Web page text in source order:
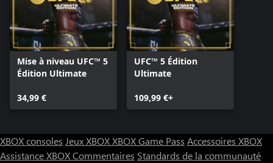
Mise à niveau UFC™ 5
Édition Ultimate
34,99 €
UFC™ 5 Édition
Ultimate
109,99 €+
XBOX consoles Jeux XBOXXBOX Game Pass Accessoires XBOX
Assistance XBOXCommentaires Standards de la communauté